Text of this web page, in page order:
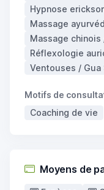
Hypnose
Massage
Massage chinois
Réflexologie
Ventouses /
Motifs de
Coaching de vie
Moyens de